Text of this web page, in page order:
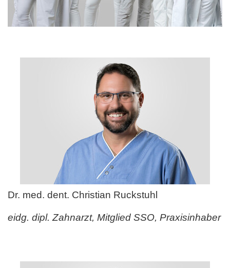
Dr. med. dent. Christian Ruckstuhl
eidg. dipl. Zahnarzt, Mitglied SSO, Praxisinhaber